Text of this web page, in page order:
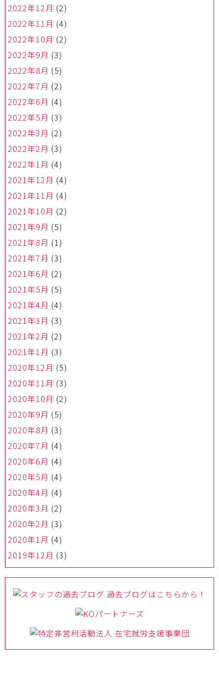
2022年12月 (2)
2022年11月 (4)
2022年10月 (2)
2022年9月 (3)
2022年8月 (5)
2022年7月 (2)
2022年6月 (4)
2022年5月 (3)
2022年3月 (2)
2022年2月 (3)
2022年1月 (4)
2021年12月 (4)
2021年11月 (4)
2021年10月 (2)
2021年9月 (5)
2021年8月 (1)
2021年7月 (3)
2021年6月 (2)
2021年5月 (5)
2021年4月 (4)
2021年3月 (3)
2021年2月 (2)
2021年1月 (3)
2020年12月 (5)
2020年11月 (3)
2020年10月 (2)
2020年9月 (5)
2020年8月 (3)
2020年7月 (4)
2020年6月 (4)
2020年5月 (4)
2020年4月 (4)
2020年3月 (2)
2020年2月 (3)
2020年1月 (4)
2019年12月 (3)